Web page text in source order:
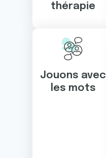
thérapie
Jouons avec
les mots